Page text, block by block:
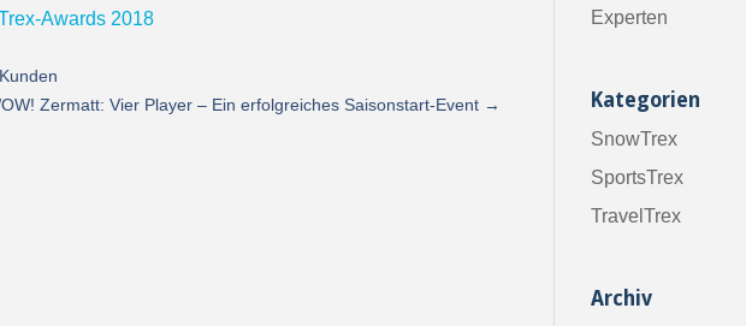
Awards 2018
Zermatt: Vier Player – Ein erfolgreiches Saisonstart-Event→
Experten
Kategorien
SnowTrex
SportsTrex
TravelTrex
Archiv